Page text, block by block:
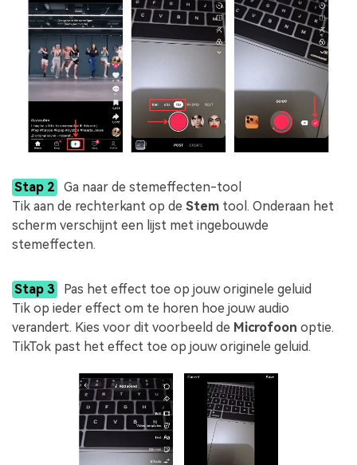
Stap 2
Ga naar de stemeffecten-tool
Tik aan de rechterkant op de Stem tool. Onderaan het
scherm verschijnt een lijst met ingebouwde
stemeffecten.
Stap 3
Pas het effect toe op jouw originele geluid
Tik op ieder effect om te horen hoe jouw audio
verandert. Kies voor dit voorbeeld de Microfoon optie.
TikTok past het effect toe op jouw originele geluid.